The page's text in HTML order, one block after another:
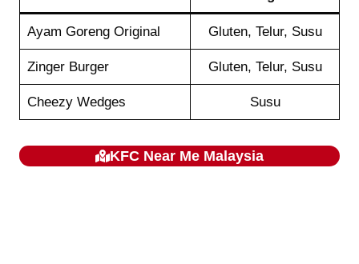
Ayam Goreng Original Gluten, Telur, Susu
Zinger Burger Gluten, Telur, Susu
Cheezy Wedges Susu
KFCNear Me Malaysia